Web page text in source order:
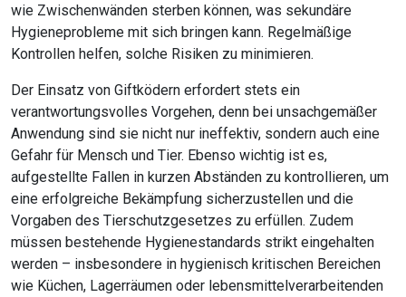
wie Zwischenwänden sterben können, was sekundäre
Hygieneprobleme mit sich bringen kann. Regelmäßige
Kontrollen helfen, solche Risiken zu minimieren.
Der Einsatz von Giftködern erfordert stets ein
verantwortungsvolles Vorgehen, denn bei unsachgemäßer
Anwendung sind sie nicht nur ineffektiv, sondern auch eine
Gefahr für Mensch und Tier. Ebenso wichtig ist es,
aufgestellte Fallen in kurzen Abständen zu kontrollieren, um
eine erfolgreiche Bekämpfung sicherzustellen und die
Vorgaben des Tierschutzgesetzes zu erfüllen. Zudem
müssen bestehende Hygienestandards strikt eingehalten
werden – insbesondere in hygienisch kritischen Bereichen
wie Küchen, Lagerräumen oder lebensmittelverarbeitenden